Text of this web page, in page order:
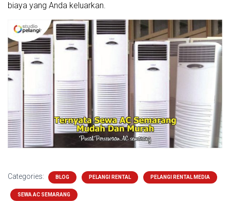
biaya yang Anda keluarkan.
Categories: BLOG PELANGI RENTAL PELANGI RENTAL MEDIA
SEWA AC SEMARANG